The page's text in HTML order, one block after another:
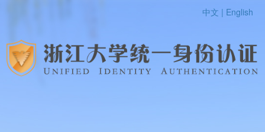
中文 | English